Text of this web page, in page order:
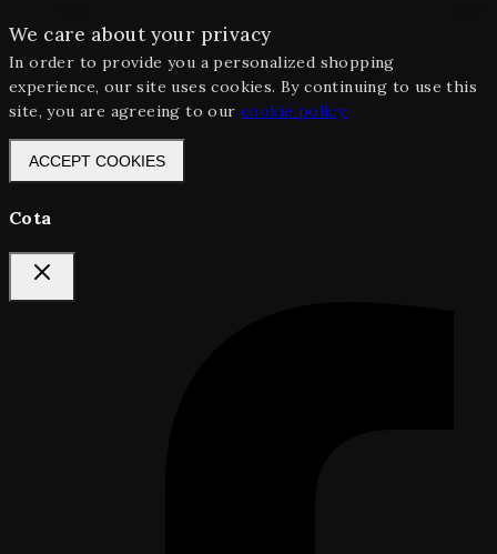
We care about your privacy
In order to provide you a personalized shopping
experience, our site uses cookies. By continuing to use this
site, you are agreeing to our cookie policy.
ACCEPT COOKIES
Cota